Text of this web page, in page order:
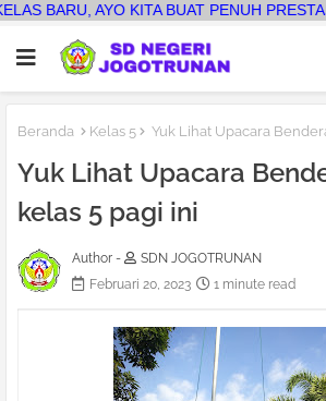
BUAT PENUH PRESTASI
Beranda Kelas 5 Yuk Lihat Upacara
Yuk Lihat Upacara
kelas 5 pagi ini
Author -
SDN JOGOTRUNAN
Februari 20, 2023
1 minute read